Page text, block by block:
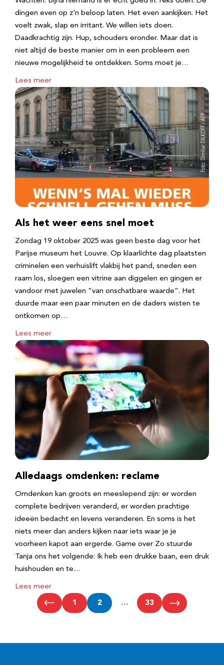
dingen even op z’n beloop laten. Het even aankijken. Het
voelt zwak, slap en irritant. We willen iets doen.
Daadkrachtig zijn. Hup, schouders eronder. Maar dat is
niet altijd de beste manier om in een probleem een
nieuwe mogelijkheid te ontdekken. Soms moet je…
Lees meer
Als het weer eens snel moet
Zondag 19 oktober 2025 was geen beste dag voor het
Parijse museum het Louvre. Op klaarlichte dag plaatsten
criminelen een verhuislift vlakbij het pand, sneden een
raam los, sloegen een vitrine aan diggelen en gingen er
vandoor met juwelen “van onschatbare waarde”. Het
duurde maar een paar minuten en de daders wisten te
ontkomen op…
Lees meer
Alledaags omdenken: reclame
Omdenken kan groots en meeslepend zijn: er worden
complete bedrijven veranderd, er worden prachtige
ideeën bedacht en levens veranderen. En soms is het
niets meer dan anders kijken naar iets waar je je
voorheen kapot aan ergerde. Game over Zo stuurde
Tanja ons het volgende: Ik heb een drukke baan, een druk
huishouden en te…
Lees meer
1 2 … 33